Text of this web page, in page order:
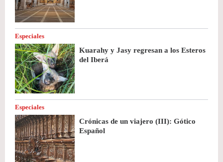
Especiales
Kuarahy y Jasy regresan a los Esteros
del Iberá
Especiales
Crónicas de un viajero (III): Gótico
Español